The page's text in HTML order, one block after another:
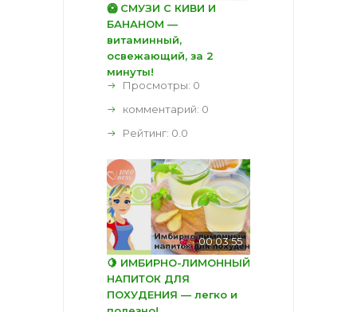
🥝 СМУЗИ С КИВИ И
БАНАНОМ —
витаминный,
освежающий, за 2
минуты!
Просмотры: 0
комментарий: 0
Рейтинг: 0.0
00:03:55
🍋 ИМБИРНО-ЛИМОННЫЙ
НАПИТОК ДЛЯ
ПОХУДЕНИЯ — легко и